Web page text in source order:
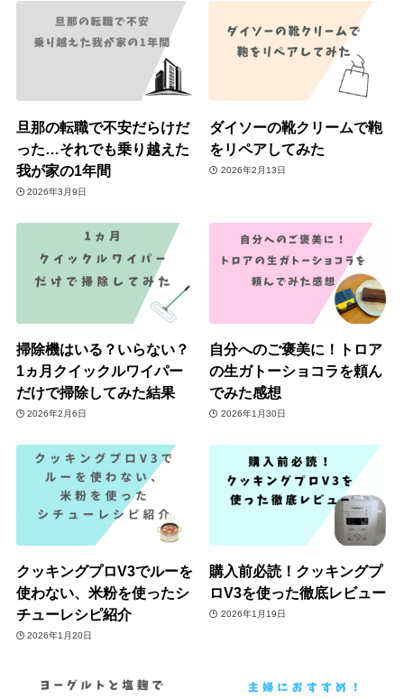
旦那の転職で不安だらけだ
った…それでも乗り越えた
我が家の1年間
2026年3月9日
ダイソーの靴クリームで鞄
をリペアしてみた
2026年2月13日
掃除機はいる？いらない？
1ヵ月クイックルワイパー
だけで掃除してみた結果
2026年2月6日
自分へのご褒美に！トロア
の生ガトーショコラを頼ん
でみた感想
2026年1月30日
クッキングプロV3でルーを
使わない、米粉を使ったシ
チューレシピ紹介
2026年1月20日
購入前必読！クッキングプ
ロV3を使った徹底レビュー
2026年1月19日